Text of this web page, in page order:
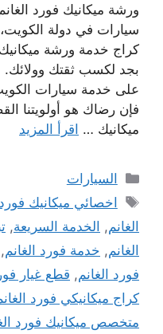
ورشة ميكانيك فورد
سيارات في دولة
كراج خدمة ورشة
بجد لكسب ثقتك وولائك.
على خدمة سيارات الكويت
فإن رضاك ​​هو أولويتنا
ميكانيك … اقرأ المزيد
التصنيفات
السيارات
الوسوم
اخصائي ميكانيك فورد
الغانم, الخدمة السريعة,
الغانم, خدمة فورد الغانم,
فورد الغانم, قطع غيار
كراج ميكانيكي فورد
متخصص ميكانيك فورد